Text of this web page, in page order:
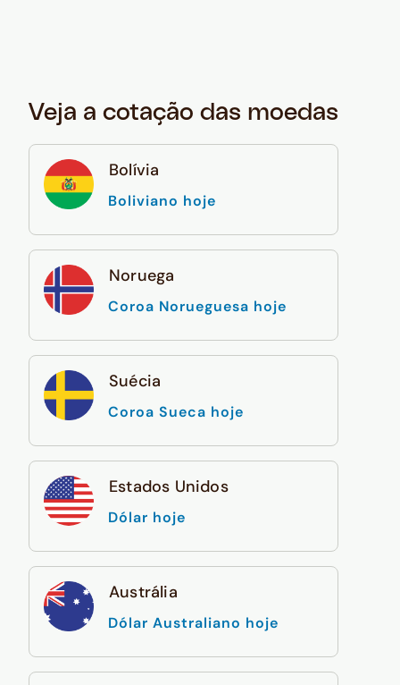
Veja a cotação das moedas
Bolívia
Boliviano hoje
Noruega
Coroa Norueguesa hoje
Suécia
Coroa Sueca hoje
Estados Unidos
Dólar hoje
Austrália
Dólar Australiano hoje